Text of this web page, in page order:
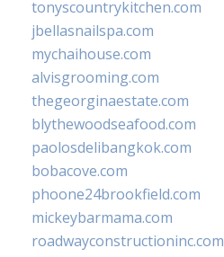
tonyscountrykitchen.com
jbellasnailspa.com
mychaihouse.com
alvisgrooming.com
thegeorginaestate.com
blythewoodseafood.com
paolosdelibangkok.com
bobacove.com
phoone24brookfield.com
mickeybarmama.com
roadwayconstructioninc.com